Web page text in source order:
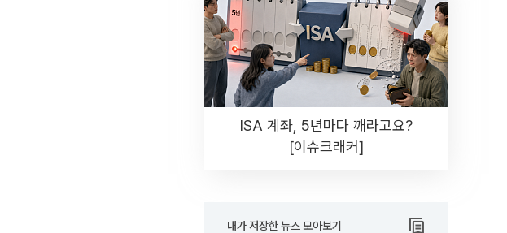
ISA 계좌, 5년마다 깨라고요?
[이슈크래커]
내가 저장한 뉴스 모아보기